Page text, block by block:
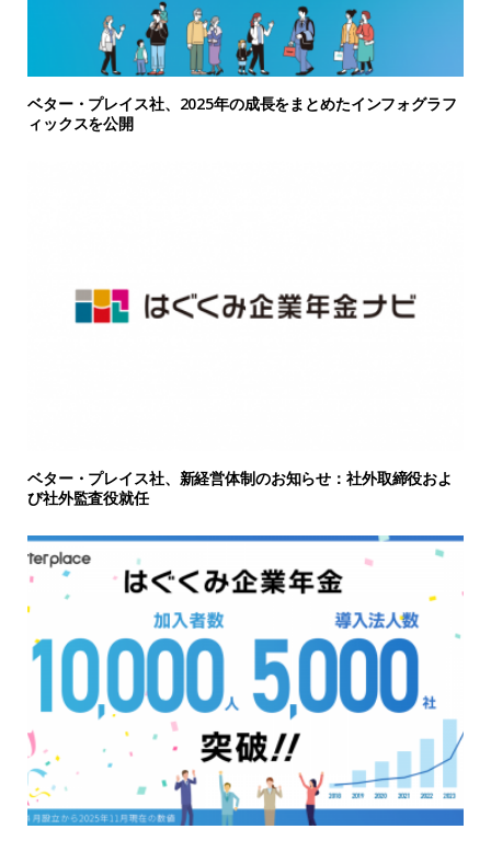
ベター・プレイス社、2025年の成長をまとめたインフォグラフ
ィックスを公開
ベター・プレイス社、新経営体制のお知らせ：社外取締役およ
び社外監査役就任